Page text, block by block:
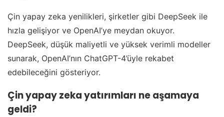
Çin yapay zeka yenilikleri, şirketler gibi DeepSeek ile
hızla gelişiyor ve OpenAI’ye meydan okuyor.
DeepSeek, düşük maliyetli ve yüksek verimli modeller
sunarak, OpenAI’nın ChatGPT-4’üyle rekabet
edebileceğini gösteriyor.
Çin yapay zeka yatırımları ne aşamaya
geldi?